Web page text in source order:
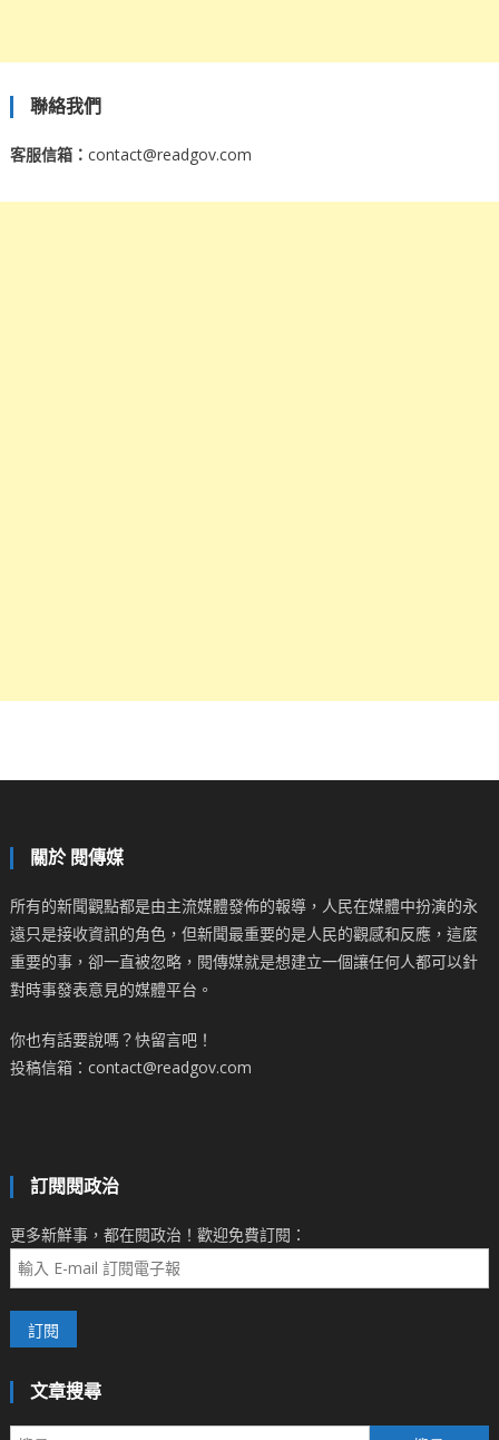
聯絡我們
客服信箱： contact@readgov.com
關於 閱傳媒
所有的新聞觀點都是由主流媒體發佈的報導，人民在媒體中扮演的永
遠只是接收資訊的角色，但新聞最重要的是人民的觀感和反應，這麼
重要的事，卻一直被忽略，閱傳媒就是想建立一個讓任何人都可以針
對時事發表意見的媒體平台。
你也有話要說嗎？快留言吧！
投稿信箱：contact@readgov.com
訂閱閱政治
更多新鮮事，都在閱政治！歡迎免費訂閱：
文章搜尋